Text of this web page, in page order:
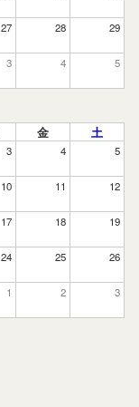
27 28 29
3 4 5
金 土
3 4 5
10 11 12
17 18 19
24 25 26
1 2 3